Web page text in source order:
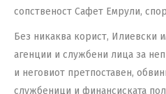
сопственост Сафет Емрули,
Без никаква корист, Илиевски
агенции и службени лица за
и неговиот претпоставен,
службеници и финансиската